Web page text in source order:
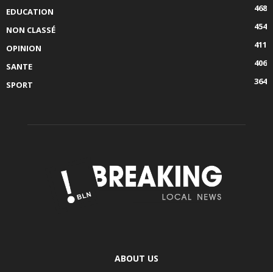
EDUCATION
468
NON CLASSÉ
454
OPINION
411
SANTE
406
SPORT
364
ABOUT US